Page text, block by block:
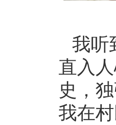
我听
直入
史，
我在